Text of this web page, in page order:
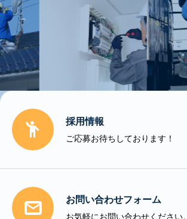
 採用情報
ご応募お待ちしております！
 お問い合わせフォーム
お気軽にお問い合わせください。